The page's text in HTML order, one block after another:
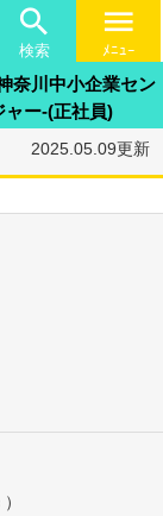

検索
menu
ﾒﾆｭｰ
奈川中小企業セン
ャー-(正社員)
2025.05.09更新